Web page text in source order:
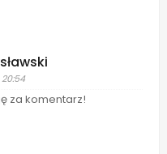
za komentarz!